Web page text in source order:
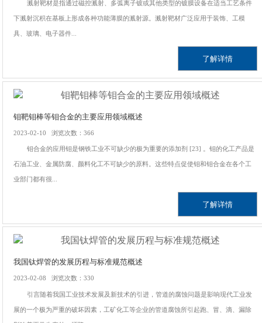
溅射靶材是指通过磁控溅射、多弧离子镀或其他类型的镀膜设备在适当工艺条件
下溅射沉积在基板上形成各种功能薄膜的溅射源。溅射靶材广泛应用于装饰、工模
具、玻璃、电子器件...
了解详情
钼靶钼棒等钼合金的主要应用领域概述
2023-02-10 浏览次数：366
钼合金的应用钼是钢铁工业不可缺少的极为重要的添加剂 [23] 。钼的化工产品是
石油工业、金属防腐、颜料化工不可缺少的原料。这些特点促使钼和钼合金在各个工
业部门都有很...
了解详情
我国钛焊管的发展历程与标准规范概述
2023-02-08 浏览次数：330
引言随着我国工业技术发展及新技术的引进，管道的腐蚀问题是影响现代工业发
展的一个极为严重的破坏因素，工矿化工等企业的管道腐蚀所引起跑、冒、滴、漏除